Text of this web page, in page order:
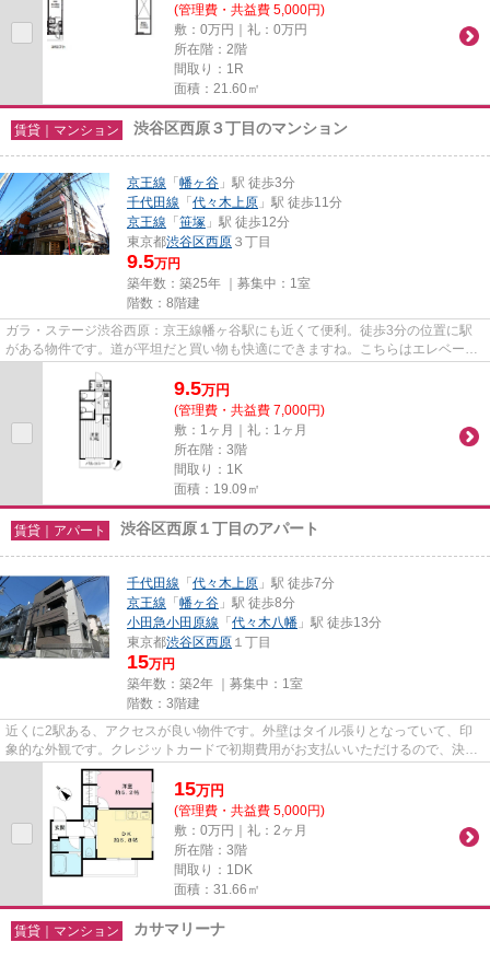
(管理費・共益費 5,000円)
敷：0万円｜礼：0万円
所在階：2階
間取り：1R
面積：21.60㎡
賃貸｜マンション 渋谷区西原３丁目のマンション
京王線 「幡ヶ谷 」駅 徒歩3分
千代田線 「代々木上原 」駅 徒歩11分
京王線 「笹塚 」駅 徒歩12分
東京都渋谷区西原 ３丁目
9.5万円
築年数：築25年 ｜募集中： 1室
階数：8階建
ガラ・ステージ渋谷西原：京王線幡ヶ谷駅にも近くて便利。徒歩3分の位置に駅
がある物件です。道が平坦だと買い物も快適にできますね。こちらはエレベータ
ー付き物件です。できるだけ早...
9.5万円
(管理費・共益費 7,000円)
敷：1ヶ月｜礼：1ヶ月
所在階：3階
間取り：1K
面積：19.09㎡
賃貸｜アパート 渋谷区西原１丁目のアパート
千代田線 「代々木上原 」駅 徒歩7分
京王線 「幡ヶ谷 」駅 徒歩8分
小田急小田原線 「代々木八幡 」駅 徒歩13分
東京都渋谷区西原 １丁目
15万円
築年数：築2年 ｜募集中： 1室
階数：3階建
近くに2駅ある、アクセスが良い物件です。外壁はタイル張りとなっていて、印
象的な外観です。クレジットカードで初期費用がお支払いいただけるので、決済
の手間が軽減できます。最上階...
15万円
(管理費・共益費 5,000円)
敷：0万円｜礼：2ヶ月
所在階：3階
間取り：1DK
面積：31.66㎡
賃貸｜マンション カサマリーナ